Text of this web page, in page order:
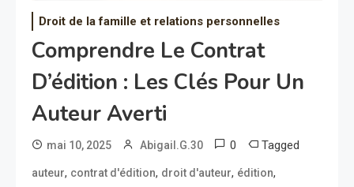
Droit de la famille et relations personnelles
Comprendre Le Contrat
D’édition : Les Clés Pour Un
Auteur Averti
mai 10, 2025 Abigail.G.30 0 Tagged
auteur, contrat d'édition, droit d'auteur, édition,